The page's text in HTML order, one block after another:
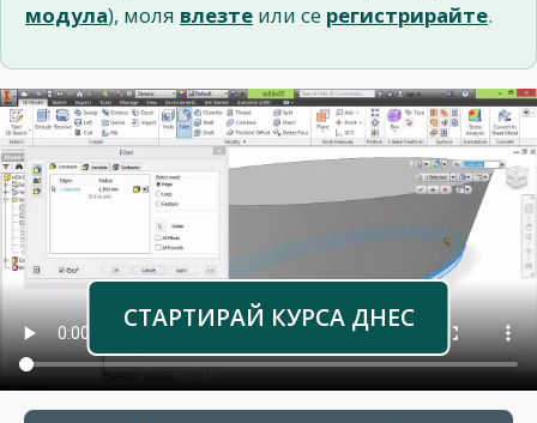
модула), моля влезте или се регистрирайте.
СТАРТИРАЙ КУРСА ДНЕС